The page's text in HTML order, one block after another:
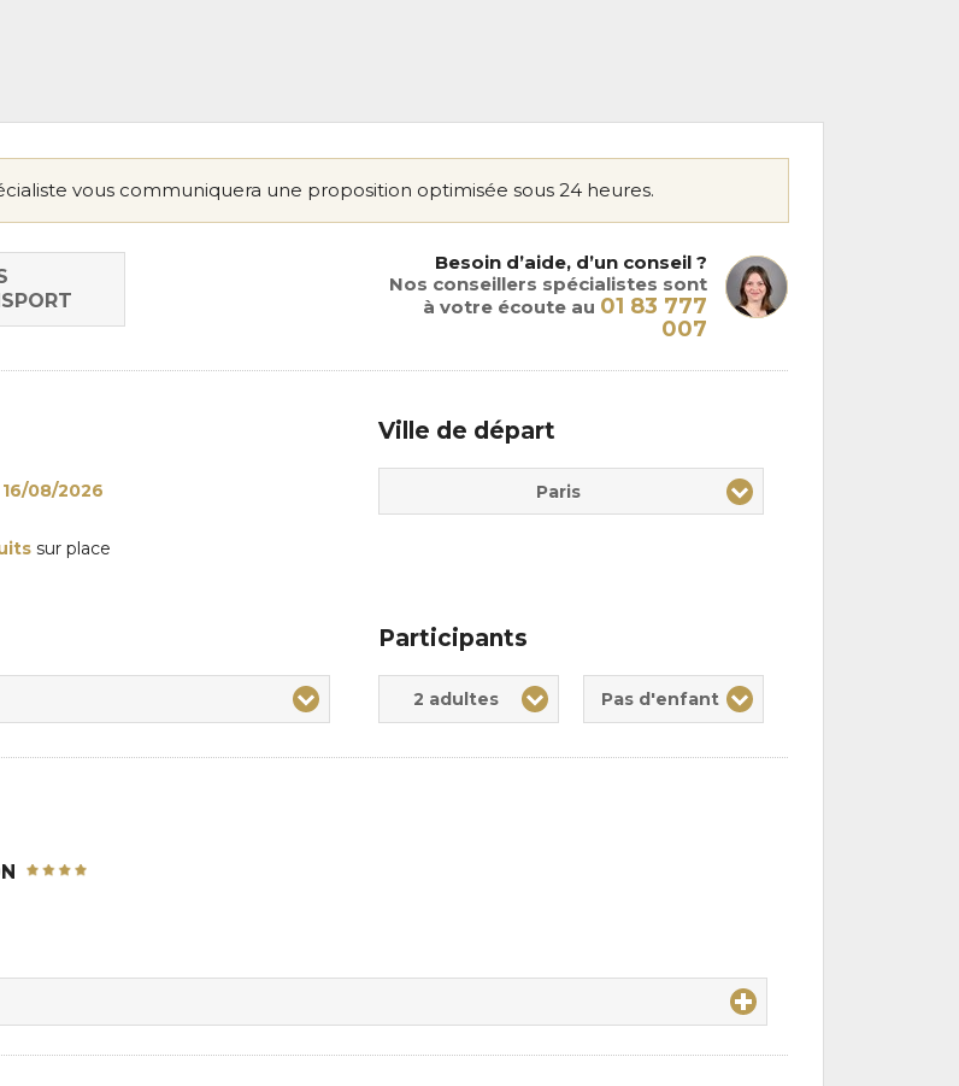
vous communiquera une proposition optimisée sous 24 heures.
Besoin d’aide, d’un conseil ?
Nos conseillers spécialistes sont
à votre écoute au 01 83 777
007
16/08/2026
sur place
Ville de départ
Paris
Participants
2 adultes Pas d'enfant